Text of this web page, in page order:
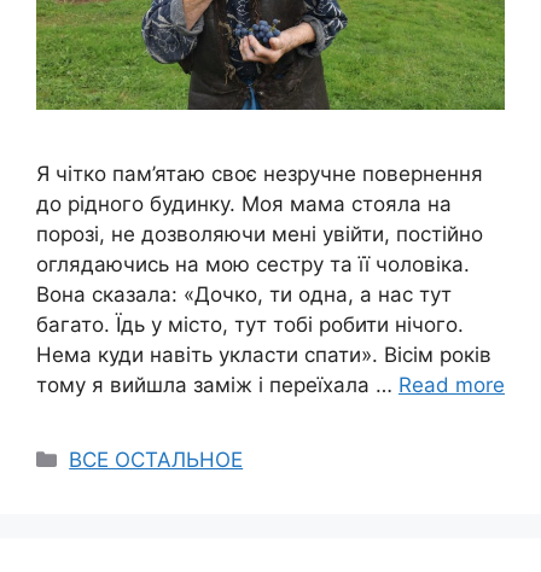
Я чітко пам’ятаю своє незручне повернення
до рідного будинку. Моя мама стояла на
порозі, не дозволяючи мені увійти, постійно
оглядаючись на мою сестру та її чоловіка.
Вона сказала: «Дочко, ти одна, а нас тут
багато. Їдь у місто, тут тобі робити нічого.
Нема куди навіть укласти спати». Вісім років
тому я вийшла заміж і переїхала … Read more
Categories
ВСЕ ОСТАЛЬНОЕ